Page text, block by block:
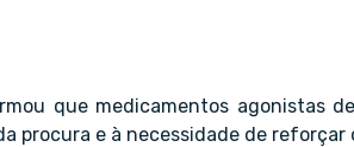
que medicamentos agonistas
procura e à necessidade de reforçar